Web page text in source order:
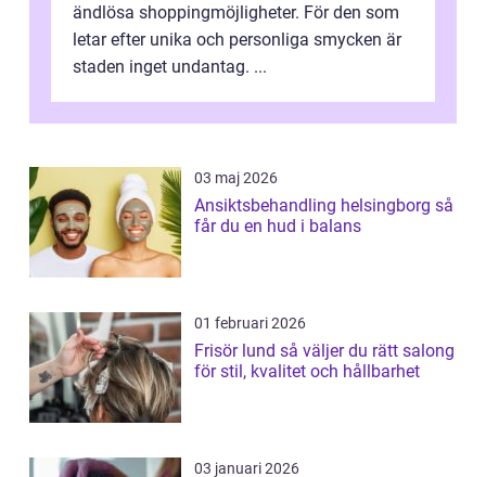
ändlösa shoppingmöjligheter. För den som
letar efter unika och personliga smycken är
staden inget undantag. ...
03 maj 2026
Ansiktsbehandling helsingborg så
får du en hud i balans
01 februari 2026
Frisör lund så väljer du rätt salong
för stil, kvalitet och hållbarhet
03 januari 2026